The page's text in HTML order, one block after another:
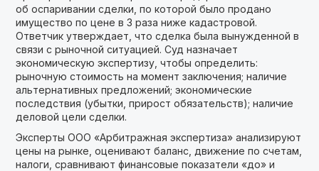
об оспаривании сделки, по которой было продано
имущество по цене в 3 раза ниже кадастровой.
Ответчик утверждает, что сделка была вынужденной в
связи с рыночной ситуацией. Суд назначает
экономическую экспертизу, чтобы определить:
рыночную стоимость на момент заключения; наличие
альтернативных предложений; экономические
последствия (убытки, прирост обязательств); наличие
деловой цели сделки.
Эксперты ООО «Арбитражная экспертиза» анализируют
цены на рынке, оценивают баланс, движение по счетам,
налоги, сравнивают финансовые показатели «до» и